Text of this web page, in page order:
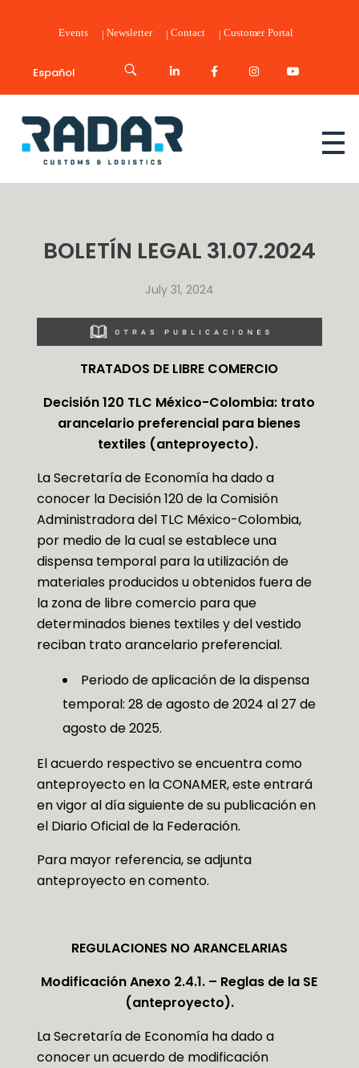
Events Newsletter Contact Customer Portal
Español
Radar Customs & Logistics
BOLETÍN LEGAL 31.07.2024
July 31, 2024
TRATADOS DE LIBRE COMERCIO
Decisión 120 TLC México-Colombia: trato
arancelario preferencial para bienes
textiles (anteproyecto).
La Secretaría de Economía ha dado a
conocer la Decisión 120 de la Comisión
Administradora del TLC México-Colombia,
por medio de la cual se establece una
dispensa temporal para la utilización de
materiales producidos u obtenidos fuera de
la zona de libre comercio para que
determinados bienes textiles y del vestido
reciban trato arancelario preferencial.
Periodo de aplicación de la dispensa
temporal: 28 de agosto de 2024 al 27 de
agosto de 2025.
El acuerdo respectivo se encuentra como
anteproyecto en la CONAMER, este entrará
en vigor al día siguiente de su publicación en
el Diario Oficial de la Federación.
Para mayor referencia, se adjunta
anteproyecto en comento.
REGULACIONES NO ARANCELARIAS
Modificación Anexo 2.4.1. – Reglas de la SE
(anteproyecto).
La Secretaría de Economía ha dado a
conocer un acuerdo de modificación